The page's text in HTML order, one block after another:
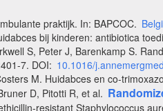
praktijk. In: BAPCOC.
bij kinderen: antibiotica
S, Peter J, Barenkamp S.
7. DOI: 10.1016/
M. Huidabces en co-
D, Pitotti R, et al.
resistant Staphylococcus